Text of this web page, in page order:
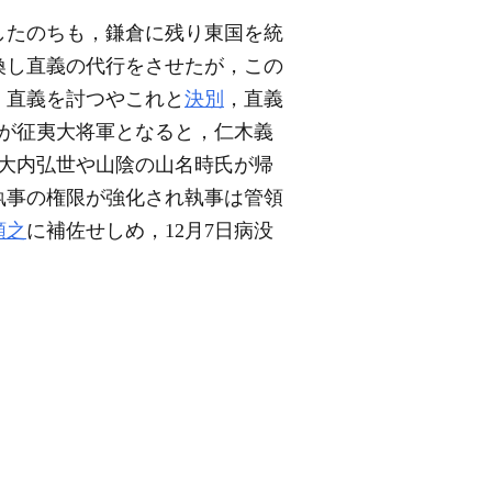
のちも，鎌倉に残り東国を統
直義の代行をさせたが，この
義を討つやこれと 決別 ，直義
征夷大将軍となると，仁木義
内弘世や山陰の山名時氏が帰
の権限が強化され執事は管領
之 に補佐せしめ，12月7日病没